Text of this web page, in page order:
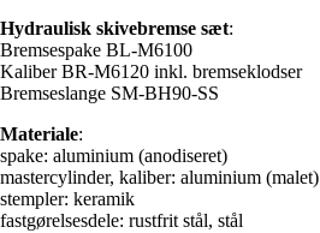
Hydraulisk skivebremse sæt:
Bremsespake BL-M6100
Kaliber BR-M6120 inkl. bremseklodser
Bremseslange SM-BH90-SS
Materiale:
spake: aluminium (anodiseret)
mastercylinder, kaliber: aluminium (malet)
stempler: keramik
fastgørelsesdele: rustfrit stål, stål